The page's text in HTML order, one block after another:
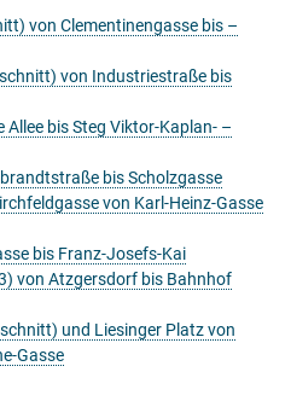
von Clementinengasse bis –
von Industriestraße bis
bis Steg Viktor-Kaplan- –
bis Scholzgasse
von Karl-Heinz-Gasse
bis Franz-Josefs-Kai
von Atzgersdorf bis Bahnhof
und Liesinger Platz von
Gasse